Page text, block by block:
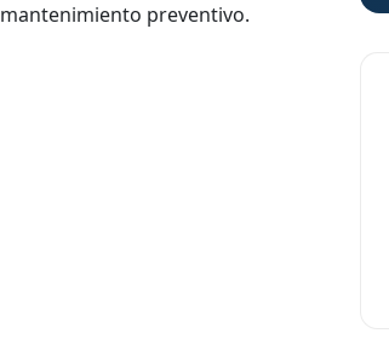
mantenimiento preventivo.